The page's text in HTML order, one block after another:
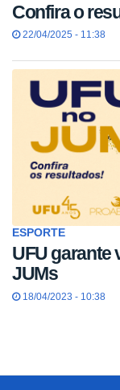
Confira o
22/04/2025 - 11:38
ESPORTE
UFU garante
JUMs
18/04/2023 - 10:38